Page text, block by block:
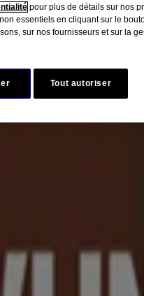
pour plus de détails sur nos
essentiels en cliquant sur le
sur nos fournisseurs et sur la
Tout autoriser